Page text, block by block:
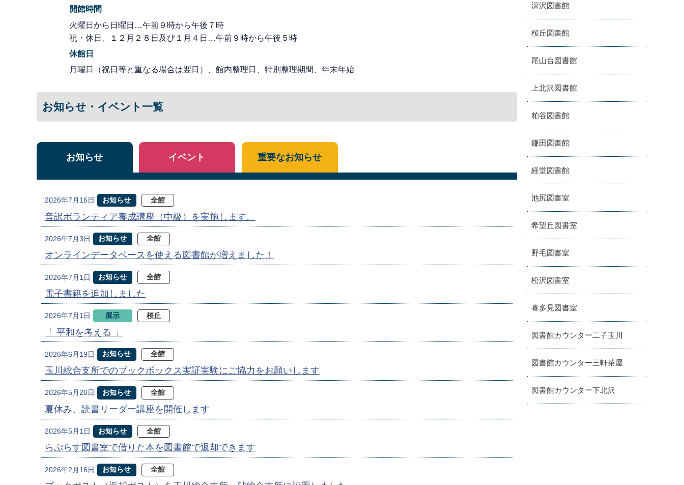
開館時間
火曜日から日曜日…午前９時から午後７時
祝・休日、１２月２８日及び１月４日…午前９時から午後５時
休館日
月曜日（祝日等と重なる場合は翌日）、館内整理日、特別整理期間、年末年始
お知らせ・イベント一覧
お知らせ
2026年7月16日 お知らせ 全館
音訳ボランティア養成講座（中級）を実施します。
2026年7月3日 お知らせ 全館
オンラインデータベースを使える図書館が増えました！
2026年7月1日 お知らせ 全館
電子書籍を追加しました
2026年7月1日 展示 桜丘
「 平和を考える 」
2026年6月19日 お知らせ 全館
玉川総合支所でのブックボックス実証実験にご協力をお願いします
2026年5月20日 お知らせ 全館
夏休み、読書リーダー講座を開催します
2026年5月1日 お知らせ 全館
らぷらす図書室で借りた本を図書館で返却できます
2026年2月16日 お知らせ 全館
イベント 重要なお知らせ
深沢図書館
桜丘図書館
尾山台図書館
上北沢図書館
粕谷図書館
鎌田図書館
経堂図書館
池尻図書室
希望丘図書室
野毛図書室
松沢図書室
喜多見図書室
図書館カウンター二子玉川
図書館カウンター三軒茶屋
図書館カウンター下北沢